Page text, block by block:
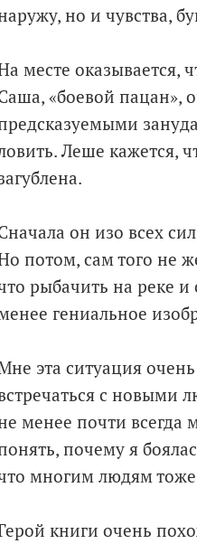
но и чувства,
месте оказывается,
«боевой пацан»,
Леше кажется,
он изо всех
потом, сам того не
рыбачить на реке
гениальное
эта ситуация
с новыми
менее почти всегда
почему я
многим людям
книги очень